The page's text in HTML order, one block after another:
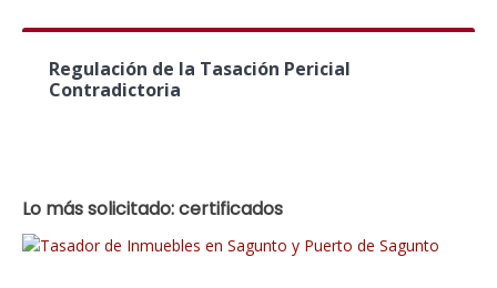
Regulación de la Tasación Pericial
Contradictoria
Lo más solicitado: certificados